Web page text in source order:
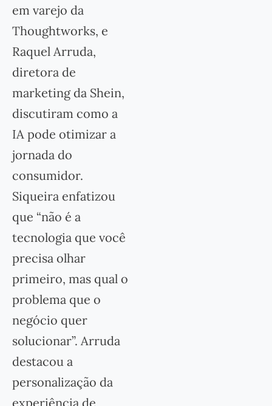
em varejo da
Thoughtworks, e
Raquel Arruda,
diretora de
marketing da Shein,
discutiram como a
IA pode otimizar a
jornada do
consumidor.
Siqueira enfatizou
que “não é a
tecnologia que você
precisa olhar
primeiro, mas qual o
problema que o
negócio quer
solucionar”. Arruda
destacou a
personalização da
experiência de